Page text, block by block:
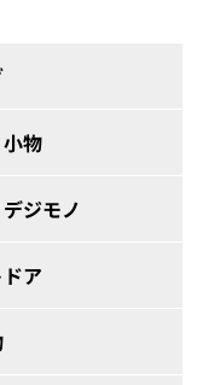
物
ジモノ
ア